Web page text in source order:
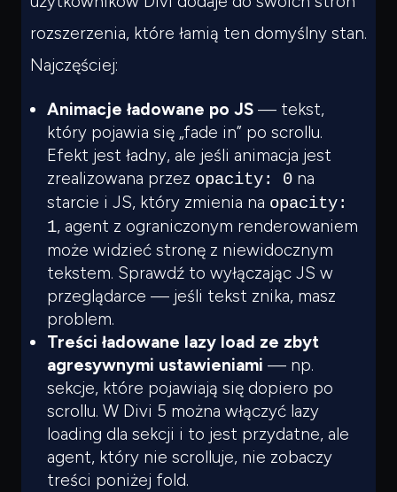
rozszerzenia, które łamią ten domyślny stan.
Najczęściej:
Animacje ładowane po JS — tekst,
który pojawia się „fade in” po scrollu.
Efekt jest ładny, ale jeśli animacja jest
zrealizowana przez opacity: 0 na
starcie i JS, który zmienia na opacity:
1, agent z ograniczonym renderowaniem
może widzieć stronę z niewidocznym
tekstem. Sprawdź to wyłączając JS w
przeglądarce — jeśli tekst znika, masz
problem.
Treści ładowane lazy load ze zbyt
agresywnymi ustawieniami — np.
sekcje, które pojawiają się dopiero po
scrollu. W Divi 5 można włączyć lazy
loading dla sekcji i to jest przydatne, ale
agent, który nie scrolluje, nie zobaczy
treści poniżej fold.
Czegoszukasz?
Powiedz czym się zajmujesz — pokażę co warto
przeczytać.